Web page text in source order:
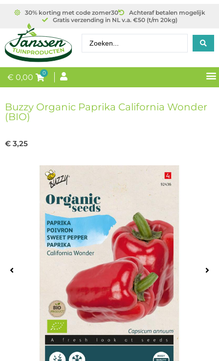
30% korting met code zomer30
Achteraf betalen mogelijk
Gratis verzending in NL v.a. €50 (t/m 20kg)
€ 0,00 0
Buzzy Organic Paprika California Wonder
(BIO)
€ 3,25